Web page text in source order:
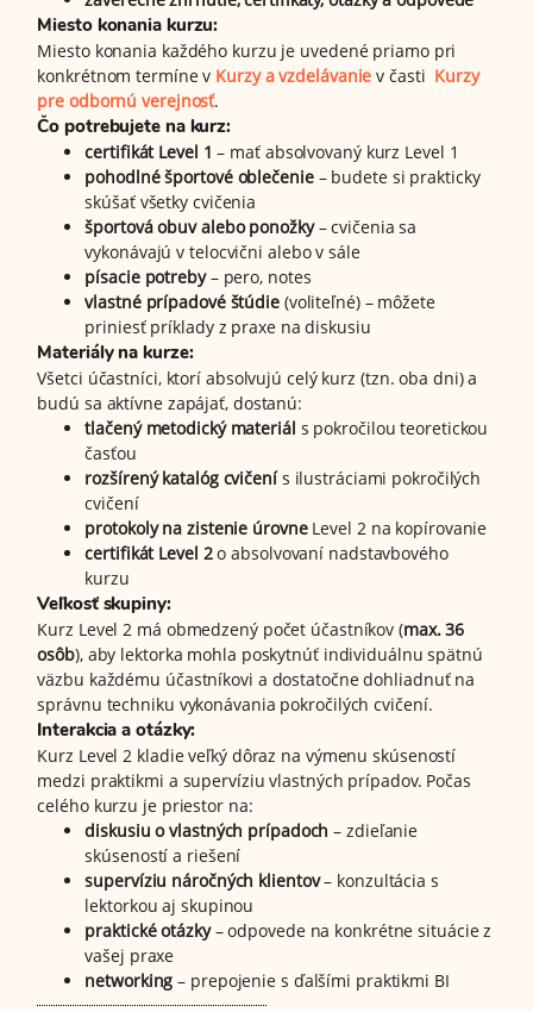
Miesto konania kurzu:
Miesto konania každého kurzu je uvedené priamo pri
konkrétnom termíne v Kurzy a vzdelávanie v časti Kurzy
pre odbornú verejnosť.
Čo potrebujete na kurz:
certifikát Level 1 – mať absolvovaný kurz Level 1
pohodlné športové oblečenie– budete si prakticky
skúšať všetky cvičenia
športová obuv alebo ponožky– cvičenia sa
vykonávajú v telocvični alebo v sále
písacie potreby– pero, notes
vlastné prípadové štúdie(voliteľné) – môžete
priniesť príklady z praxe na diskusiu
Materiály na kurze:
Všetci účastníci, ktorí absolvujú celý kurz (tzn. oba dni) a
budú sa aktívne zapájať, dostanú:
tlačený metodický materiál s pokročilou teoretickou
časťou
rozšírený katalóg cvičenís ilustráciami pokročilých
cvičení
protokoly na zistenie úrovne Level 2 na kopírovanie
certifikát Level 2o absolvovaní nadstavbového
kurzu
Veľkosť skupiny:
Kurz Level 2 má obmedzený počet účastníkov (max. 36
osôb), aby lektorka mohla poskytnúť individuálnu spätnú
väzbu každému účastníkovi a dostatočne dohliadnuť na
správnu techniku vykonávania pokročilých cvičení.
Interakcia a otázky:
Kurz Level 2 kladie veľký dôraz na výmenu skúseností
medzi praktikmi a supervíziu vlastných prípadov. Počas
celého kurzu je priestor na:
diskusiu o vlastných prípadoch – zdieľanie
skúseností a riešení
supervíziu náročných klientov– konzultácia s
lektorkou aj skupinou
praktické otázky– odpovede na konkrétne situácie z
vašej praxe
networking – prepojenie s ďalšími praktikmi BI